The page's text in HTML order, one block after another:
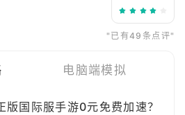
"已有49条点评"
电脑端模拟
版国际服手游0元免费加速？